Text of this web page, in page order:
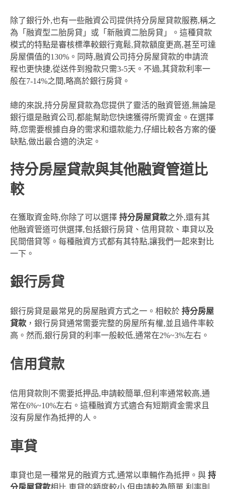
除了銀行外,也有一些融資公司提供持分房屋貸款服務,稱之
為「融資型二胎房貸」或「新融資二胎房貸」。這種貸款
模式的特點是審核標準較銀行寬鬆,貸款額度更高,甚至可達
房屋價值的130%。同時,融資公司持分房屋貸款的申請流
程也更快捷,從送件到撥款只需3-5天。不過,其貸款利率一
般在7-14%之間,略高於銀行房貸。
總的來說,持分房屋貸款為您提供了靈活的融資管道,無論是
銀行還是融資公司,都能幫助您快速獲得所需資金。在選擇
時,您需要根據自身的需求和還款能力,仔細比較各方案的優
缺點,做出最合適的決定。
持分房屋貸款與其他融資管道比
較
在獲取資金時,你除了可以選擇 持分房屋貸款之外,還有其
他融資管道可供選擇,包括銀行房貸、信用貸款、車貸以及
民間借貸等。每種融資方式都有其特點,讓我們一起來對比
一下。
銀行房貸
銀行房貸是最常見的房屋融資方式之一。相較於 持分房屋
貸款 ，銀行房貸通常需要完整的房屋所有權,並且過件率較
高。然而,銀行房貸的利率一般較低,通常在2%~3%左右。
信用貸款
信用貸款則不需要抵押品,申請較簡單,但利率通常較高,通
常在6%~10%左右。這種融資方式適合有短期資金需求且
沒有房屋作為抵押的人。
車貸
車貸也是一種常見的融資方式,通常以車輛作為抵押。與 持